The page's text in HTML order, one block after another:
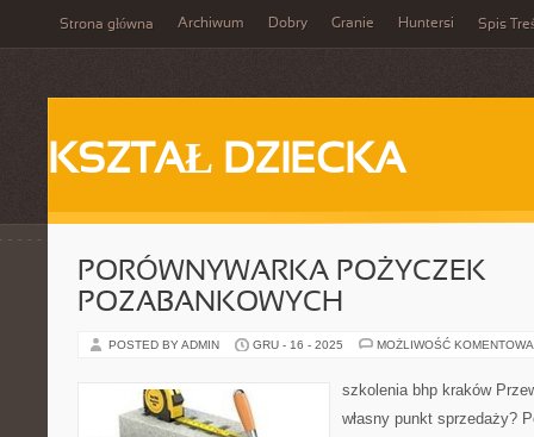
Strona główna Archiwum Dobry Granie Huntersi Spis
KSZTAŁ DZIECKA
PORÓWNYWARKA POŻYCZEK
POZABANKOWYCH
POSTED BY ADMIN GRU - 16 - 2025 MOŻLIWOŚĆ
szkolenia bhp kraków
własny punkt sprzedaży?